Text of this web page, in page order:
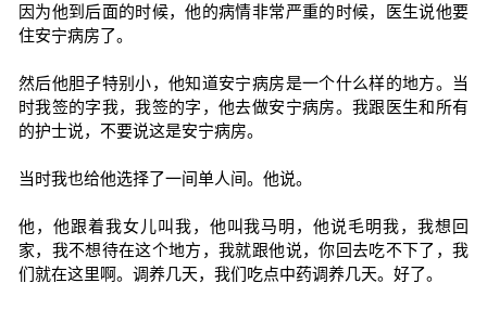
因为他到后面的时候，他的病情非常严重的时候，医生说他要
住安宁病房了。
然后他胆子特别小，他知道安宁病房是一个什么样的地方。当
时我签的字我，我签的字，他去做安宁病房。我跟医生和所有
的护士说，不要说这是安宁病房。
当时我也给他选择了一间单人间。他说。
他，他跟着我女儿叫我，他叫我马明，他说毛明我，我想回
家，我不想待在这个地方，我就跟他说，你回去吃不下了，我
们就在这里啊。调养几天，我们吃点中药调养几天。好了。